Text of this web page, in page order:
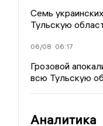
Семь
Тульскую
06/08 06:17
Грозовой
всю Тульскую
Аналитика